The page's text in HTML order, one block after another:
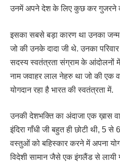
उनमें अपने देश के लिए कुछ कर गुजरने
इसका सबसे बड़ा कारण था उनका जन्म
जो की उनके दादा जी थे. उनका
सदस्य स्वतंत्रता संग्राम के आंदोलनों
नाम जवाहर लाल नेहरु था जो की एक
योगदान रहा है भारत की स्वतंत्रता में.
उनकी देशभक्ति का अंदाजा एक ख़ास
इंदिरा गाँधी जी बहुत ही छोटी थी, 5 से
वस्तुओं को बहिस्कार करने में अपना
विदेशी सामान जैसे एक इंगलैंड से